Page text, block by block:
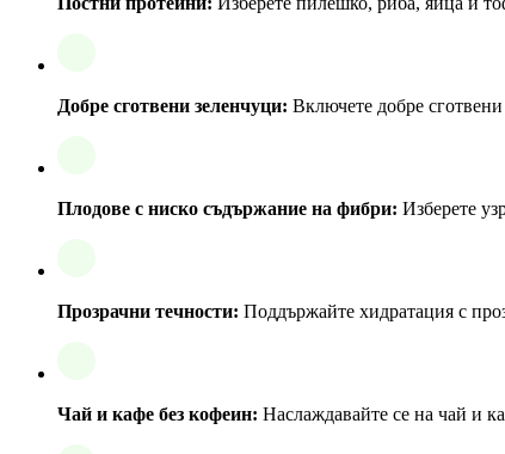
Добре сготвени зеленчуци: Включете добре
Плодове с ниско съдържание на фибри: Изберете
Прозрачни течности: Поддържайте хидратация с
Чай и кафе без кофеин: Наслаждавайте се на чай и